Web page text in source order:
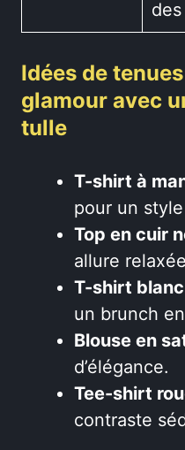
des
Idées de
glamour avec
tulle
T-shirt à
pour un
Top en cuir
allure
T-shirt
un brunch
Blouse en
d’élégance.
Tee-shirt
contraste